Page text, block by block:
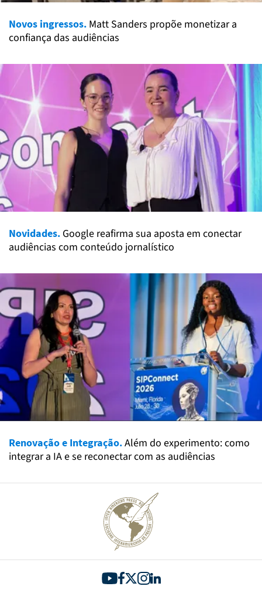
Novos ingressos. Matt Sanders propõe monetizar a
confiança das audiências
Novidades. Google reafirma sua aposta em conectar
audiências com conteúdo jornalístico
Renovação e Integração.Além do experimento: como
integrar a IA e se reconectar com as audiências